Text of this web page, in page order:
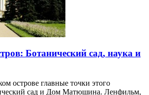
Ботанический сад, наука и
острове главные точки этого
сад и Дом Матюшина. Ленфильм,